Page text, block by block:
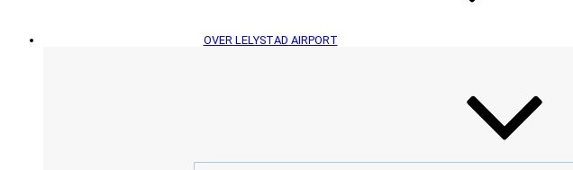
OVER LELYSTAD AIRPORT